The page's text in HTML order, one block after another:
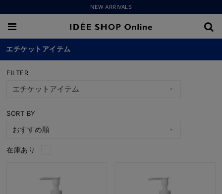
NEW ARRIVALS
エチケットアイテム
FILTER
SORT BY
在庫あり